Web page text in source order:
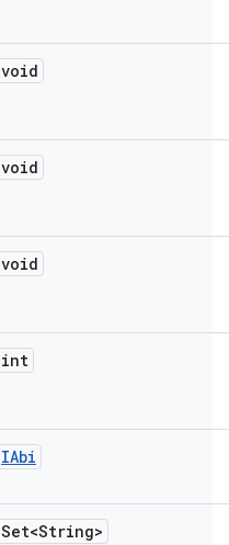
void
void
void
int
IAbi
Set<String>